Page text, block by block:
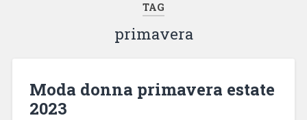
TAG
primavera
Moda donna primavera estate
2023